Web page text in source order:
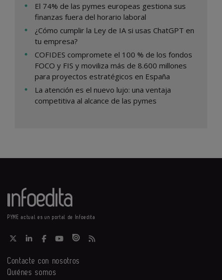
El 74% de las pymes europeas gestiona sus
finanzas fuera del horario laboral
¿Cómo cumplir la Ley de IA si usas ChatGPT en
tu empresa?
COFIDES compromete el 100 % de los fondos
FOCO y FIS y moviliza más de 8.600 millones
para proyectos estratégicos en España
La atención es el nuevo lujo: una ventaja
competitiva al alcance de las pymes
PYME actual es un portal de Infoedita
Contacte con nosotros
Quiénes somos